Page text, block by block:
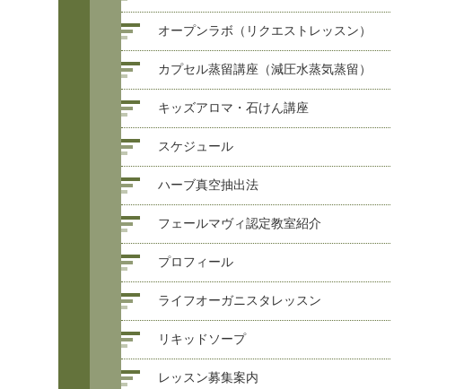
オープンラボ（リクエストレッスン）
カプセル蒸留講座（減圧水蒸気蒸留）
キッズアロマ・石けん講座
スケジュール
ハーブ真空抽出法
フェールマヴィ認定教室紹介
プロフィール
ライフオーガニスタレッスン
リキッドソープ
レッスン募集案内